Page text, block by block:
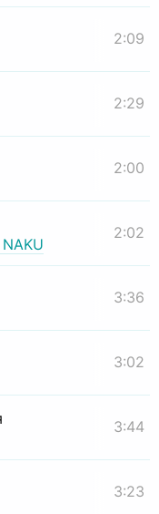
2:09
2:29
2:00
2:02
3:36
3:02
3:44
3:23